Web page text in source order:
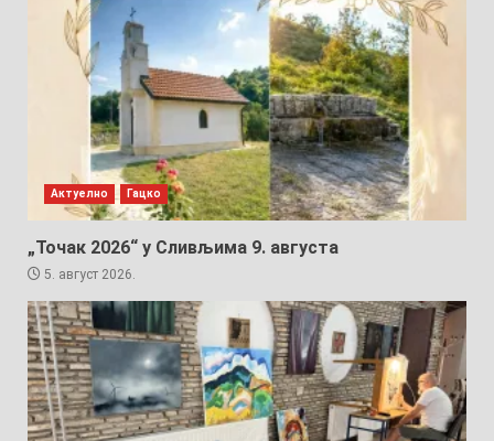
Актуелно Гацко
„Точак 2026“ у Сливљима 9. августа
5. август 2026.